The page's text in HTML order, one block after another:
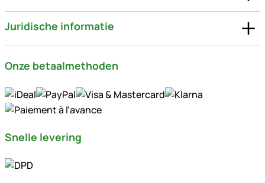
Juridische informatie
Onze betaalmethoden
Snelle levering